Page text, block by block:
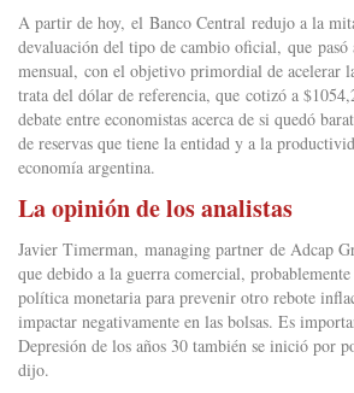
A partir de hoy, el Banco Central redujo a la
devaluación del tipo de cambio oficial, que
mensual, con el objetivo primordial de acelerar
trata del dólar de referencia, que cotizó a
debate entre economistas acerca de si quedó
de reservas que tiene la entidad y a la
economía argentina.
La opinión de los analistas
Javier Timerman, managing partner de Adcap
que debido a la guerra comercial,
política monetaria para prevenir otro rebote
impactar negativamente en las bolsas. Es
Depresión de los años 30 también se inició por
dijo.